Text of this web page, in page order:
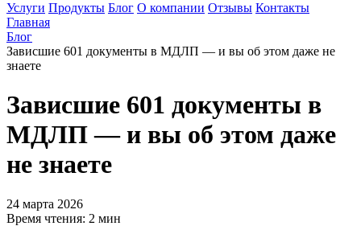
Услуги Продукты Блог О компании Отзывы Контакты
Главная
Блог
Зависшие 601 документы в МДЛП — и вы об этом даже не
знаете
Зависшие 601 документы в
МДЛП — и вы об этом даже
не знаете
24 марта 2026
Время чтения: 2 мин